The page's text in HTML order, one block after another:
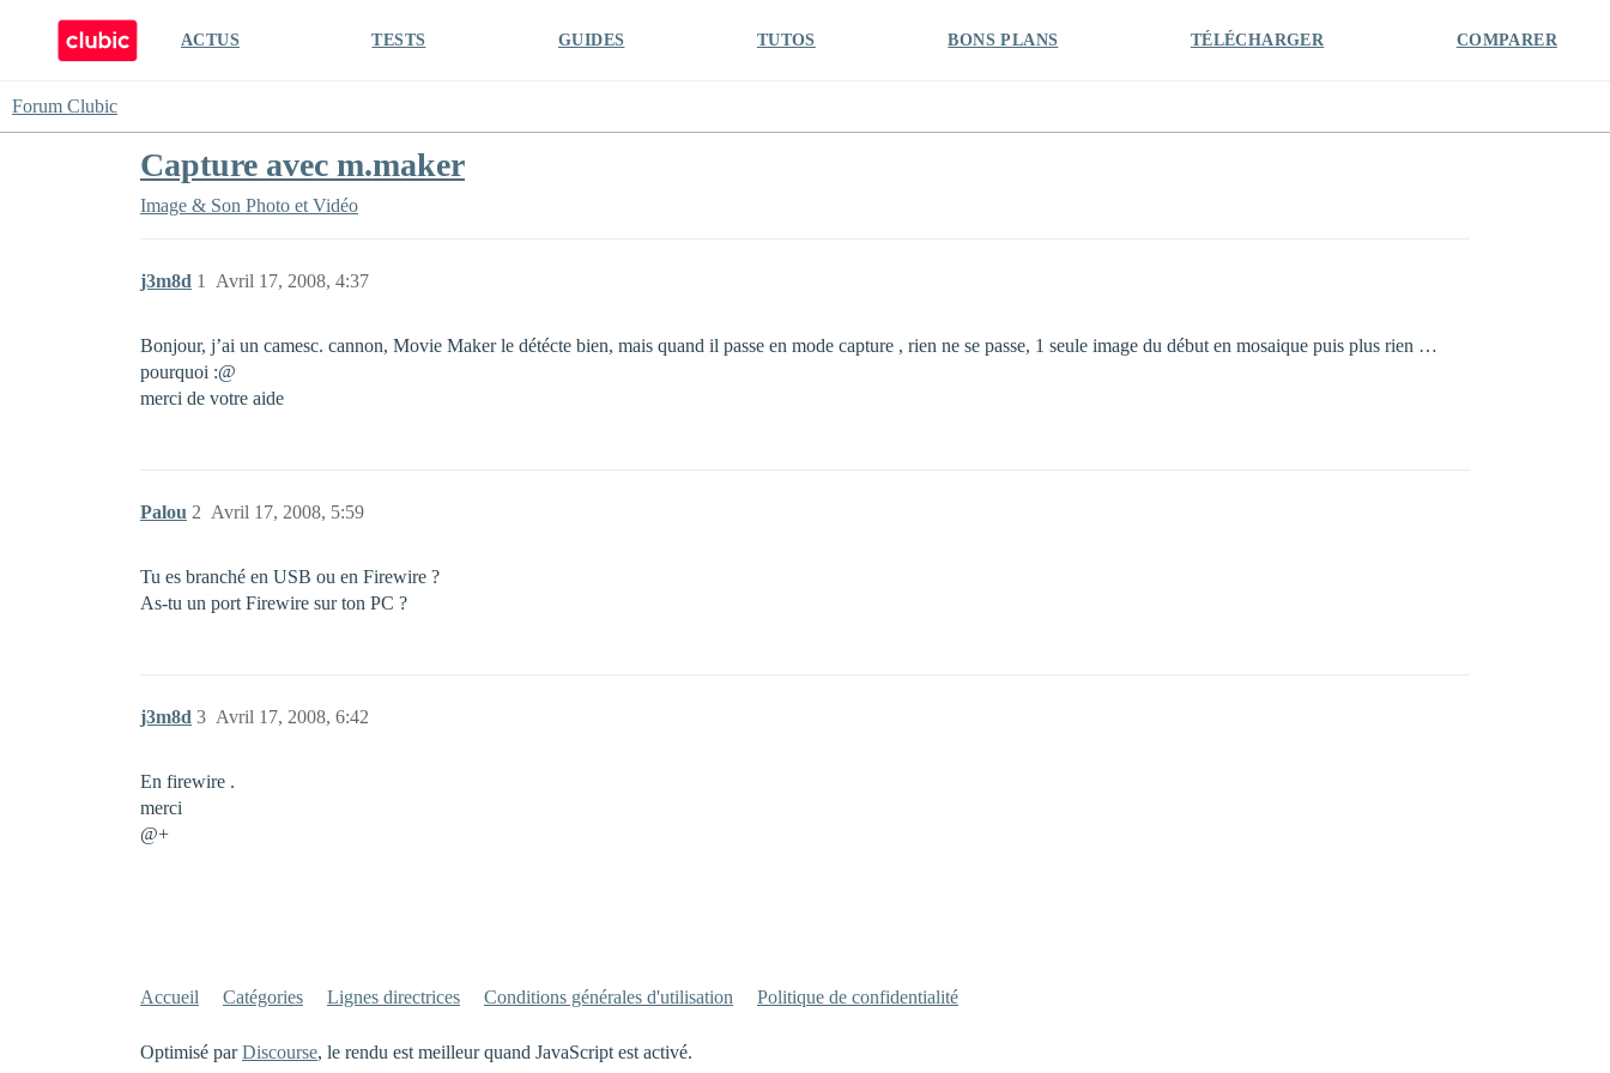
ACTUS TESTS GUIDES TUTOS BONS PLANS TÉLÉCHARGER COMPARER
Forum Clubic
Capture avec m.maker
Image & Son Photo et Vidéo
j3m8d Avril 17, 2008, 4:37
1
Bonjour, j’ai un camesc. cannon, Movie Maker le détécte bien, mais quand il passe en mode capture , rien ne se passe, 1 seule image du début en mosaique puis plus rien …
pourquoi :@
merci de votre aide
Palou Avril 17, 2008, 5:59
2
Tu es branché en USB ou en Firewire ?
As-tu un port Firewire sur ton PC ?
j3m8d Avril 17, 2008, 6:42
3
En firewire .
merci
@+
Accueil Catégories Lignes directrices Conditions générales d'utilisation Politique de confidentialité
Optimisé parDiscourse, le rendu est meilleur quand JavaScript est activé.